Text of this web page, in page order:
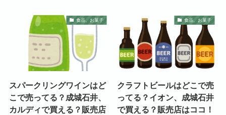
食品、お菓子
スパークリングワインはど
こで売ってる？成城石井、
カルディで買える？販売店
食品、お菓子
クラフトビールはどこで売
ってる？イオン、成城石井
で買える？販売店はココ！